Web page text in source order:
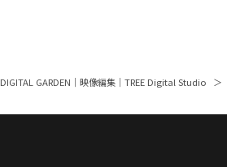
DIGITAL GARDEN｜映像編集｜TREE Digital Studio